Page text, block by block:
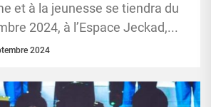
et à la jeunesse se tiendra du
2024, à l’Espace Jeckad,...
2024